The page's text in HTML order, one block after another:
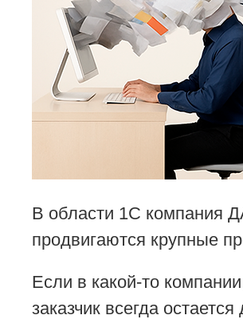
В области 1С компания
продвигаются крупные
Если в какой-то
заказчик всегда